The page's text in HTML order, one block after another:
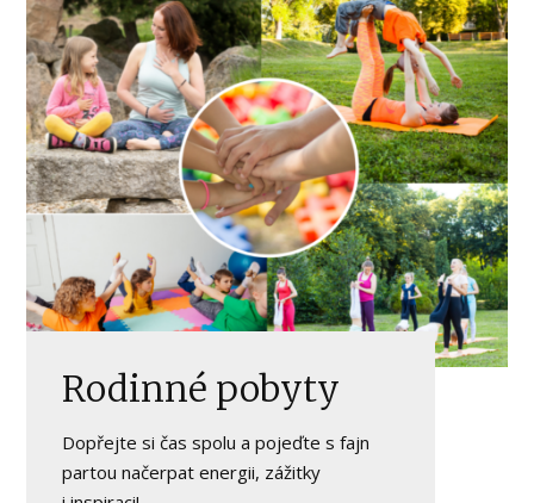
Rodinné pobyty
Dopřejte si čas spolu a pojeďte s fajn
partou načerpat energii, zážitky